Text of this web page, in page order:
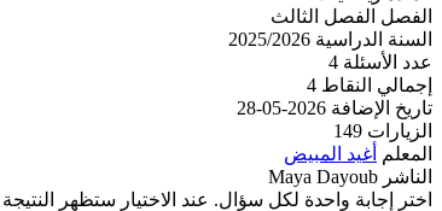
الفصل الفصل الثالث
السنة الدراسية 2025/2026
عدد الأسئلة 4
إجمالي النقاط 4
تاريخ الإضافة 2026-05-28
الزيارات 149
المعلم أغيد المبيض
الناشر Maya Dayoub
اختر إجابة واحدة لكل سؤال. عند الاختيار ستظهر